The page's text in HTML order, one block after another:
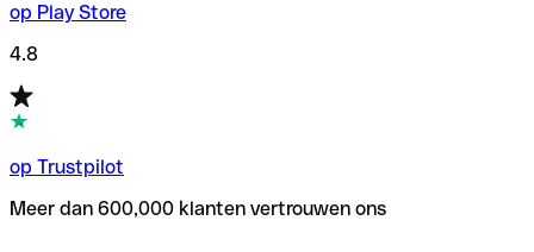
op Play Store
4.8
op Trustpilot
Meer dan 600,000 klanten vertrouwen ons